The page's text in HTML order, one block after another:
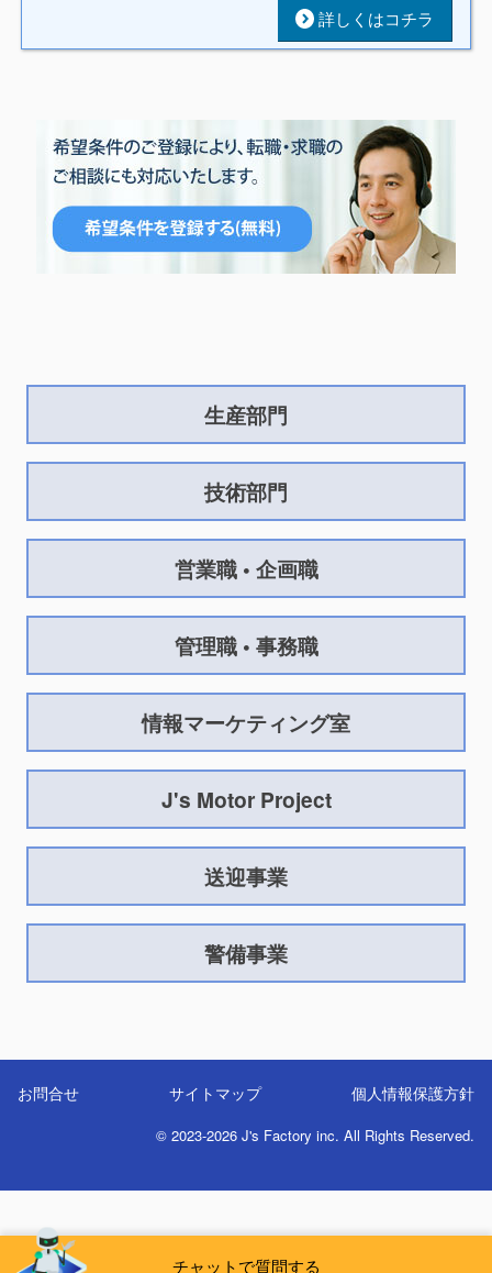
詳しくはコチラ
生産部門
技術部門
営業職 • 企画職
管理職 • 事務職
情報マーケティング室
J's Motor Project
送迎事業
警備事業
お問合せ サイトマップ 個人情報保護方針
© 2023-2026 J's Factory inc. All Rights Reserved.
チャットで質問する